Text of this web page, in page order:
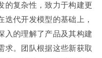
的复杂性，致力于构建更
迭代开发模型的基础上，
入的理解了产品及其构建
求。团队根据这些新获取